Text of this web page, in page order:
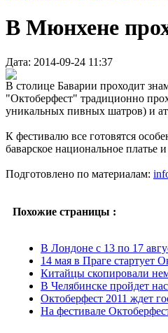
В Мюнхене
Дата: 2014-09-24 11:37
В столице Баварии проходит
"Октоберфест" традиционно
уникальных пивных шатров) и
К фестивалю все готовятся
баварское национальное
Подготовлено по материалам:
Похожие страницы :
В Лондоне с 13 по 17
14 мая в Праге стартует
Китайцы скопировали
В Челябинске пройдет
Октоберфест 2011 ждет
На фестивале